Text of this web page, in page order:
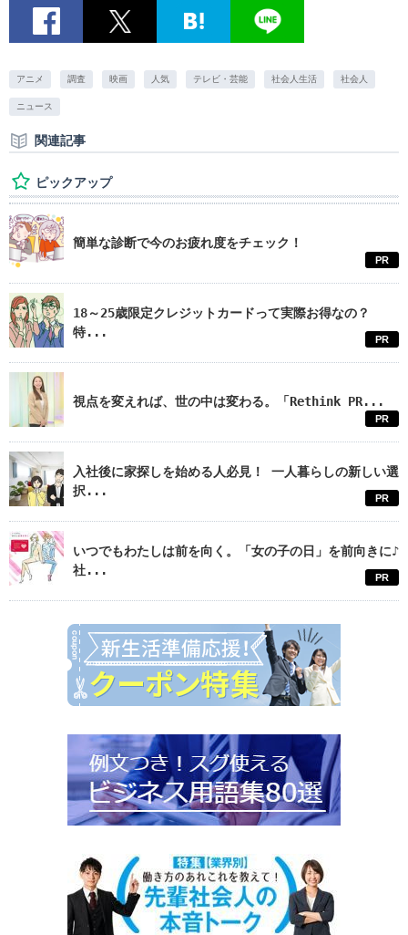
アニメ 調査 映画 人気 テレビ・芸能 社会人生活 社会人
ニュース
関連記事
ピックアップ
簡単な診断で今のお疲れ度をチェック！
PR
18～25歳限定クレジットカードって実際お得なの？
特...
PR
視点を変えれば、世の中は変わる。「Rethink PR...
PR
入社後に家探しを始める人必見！ 一人暮らしの新しい選
択...
PR
いつでもわたしは前を向く。「女の子の日」を前向きに♪
社...
PR